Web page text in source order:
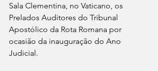
Sala Clementina, no Vaticano, os
Prelados Auditores do Tribunal
Apostólico da Rota Romana por
ocasião da inauguração do Ano
Judicial.